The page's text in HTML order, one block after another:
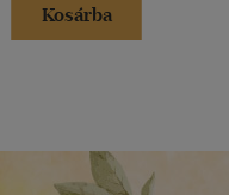
Kosárba